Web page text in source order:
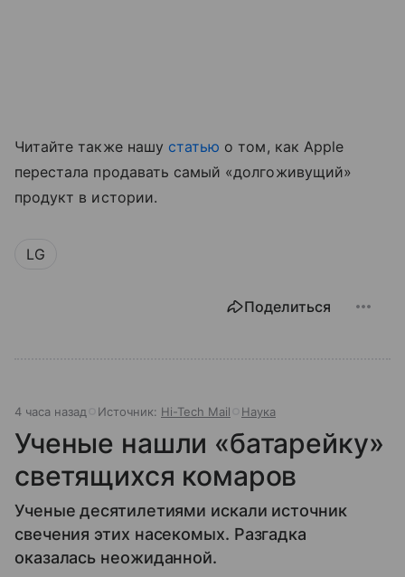
Читайте также нашу статью о том, как Apple
перестала продавать самый «долгоживущий»
продукт в истории.
LG
Поделиться
4 часа назад Источник: Hi-Tech Mail Наука
Ученые нашли «батарейку»
светящихся комаров
Ученые десятилетиями искали источник
свечения этих насекомых. Разгадка
оказалась неожиданной.